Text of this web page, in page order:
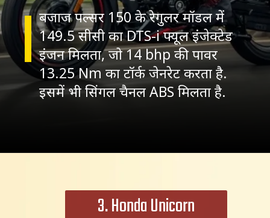
बजाज पल्सर 150 के रेगुलर मॉडल में
149.5 सीसी का DTS-i फ्यूल इंजेक्टेड
इंजन मिलता, जो 14 bhp की पावर
13.25 Nm का टॉर्क जेनरेट करता है.
इसमें भी सिंगल चैनल ABS मिलता है.
3. Honda Unicorn